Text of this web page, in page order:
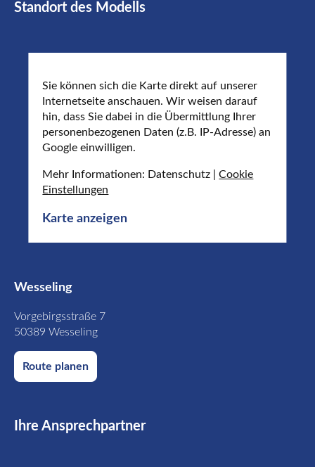
Standort des Modells
Sie können sich die Karte direkt auf unserer
Internetseite anschauen. Wir weisen darauf
hin, dass Sie dabei in die Übermittlung Ihrer
personenbezogenen Daten (z.B. IP-Adresse) an
Google einwilligen.
Mehr Informationen: Datenschutz |Cookie
Einstellungen
Karte anzeigen
Wesseling
Vorgebirgsstraße 7
50389 Wesseling
Route planen
Ihre Ansprechpartner